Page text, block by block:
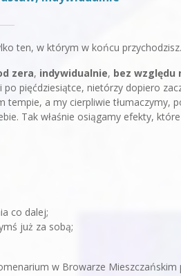
ten, w którym w końcu przychodzisz.
zera, indywidualnie, bez względu
pięćdziesiątce, nietórzy dopiero
tempie, a my cierpliwie tłumaczymy,
Tak właśnie osiągamy efekty,
co dalej;
już za sobą;
w Browarze Mieszczańskim